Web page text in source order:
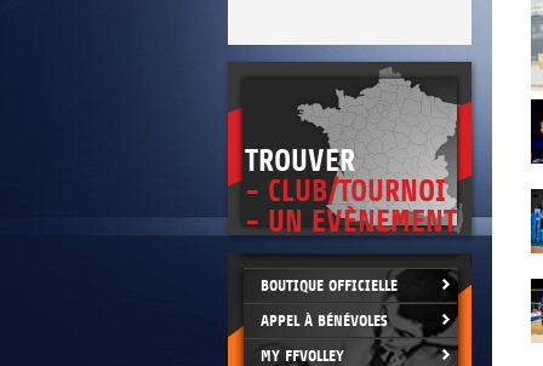
TROUVER
- CLUB/TOURNOI
- UN EVÈNEMENT
BOUTIQUE OFFICIELLE
APPEL À BÉNÉVOLES
MY FFVOLLEY